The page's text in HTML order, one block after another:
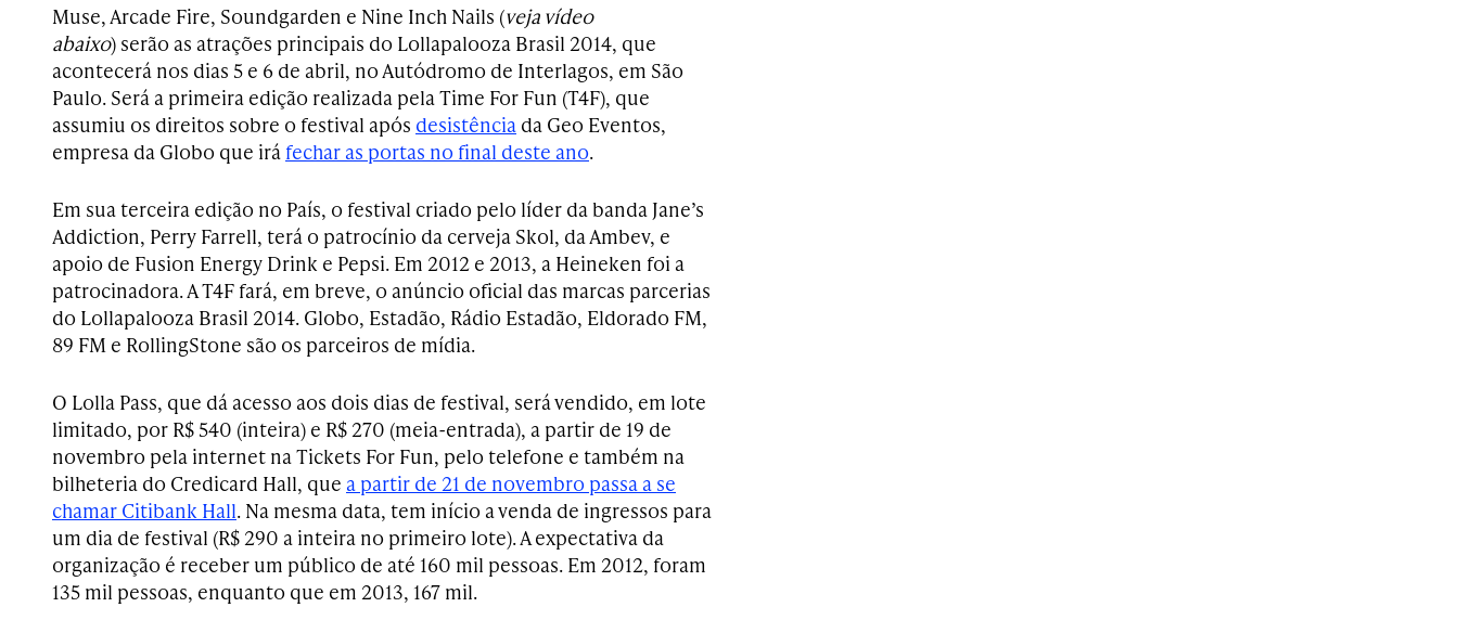
Muse, Arcade Fire, Soundgarden e Nine Inch Nails (veja vídeo
abaixo) serão as atrações principais do Lollapalooza Brasil 2014, que
acontecerá nos dias 5 e 6 de abril, no Autódromo de Interlagos, em São
Paulo. Será a primeira edição realizada pela Time For Fun (T4F), que
assumiu os direitos sobre o festival após desistência da Geo Eventos,
empresa da Globo que irá fechar as portas no final deste ano.
Em sua terceira edição no País, o festival criado pelo líder da banda Jane’s
Addiction, Perry Farrell, terá o patrocínio da cerveja Skol, da Ambev, e
apoio de Fusion Energy Drink e Pepsi. Em 2012 e 2013, a Heineken foi a
patrocinadora. A T4F fará, em breve, o anúncio oficial das marcas parcerias
do Lollapalooza Brasil 2014. Globo, Estadão, Rádio Estadão, Eldorado FM,
89 FM e RollingStone são os parceiros de mídia.
O Lolla Pass, que dá acesso aos dois dias de festival, será vendido, em lote
limitado, por R$ 540 (inteira) e R$ 270 (meia-entrada), a partir de 19 de
novembro pela internet na Tickets For Fun, pelo telefone e também na
bilheteria do Credicard Hall, que a partir de 21 de novembro passa a se
chamar Citibank Hall. Na mesma data, tem início a venda de ingressos para
um dia de festival (R$ 290 a inteira no primeiro lote). A expectativa da
organização é receber um público de até 160 mil pessoas. Em 2012, foram
135 mil pessoas, enquanto que em 2013, 167 mil.